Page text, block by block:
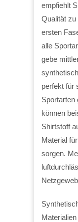
empfiehlt
Qualität
ersten
alle
gebe
perfekt für
Sportarten
können
Shirtstoff
Material
sorgen.